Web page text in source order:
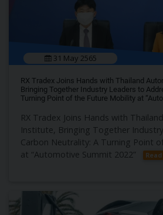
31 May 2565
RX Tradex Joins Hands with Thailand
Bringing Together Industry Leaders to
Turning Point of the Future Mobility at
RX Tradex Joins Hands with
Institute, Bringing Together
Carbon Neutrality: A Turning Point
at “Automotive Summit 2022”